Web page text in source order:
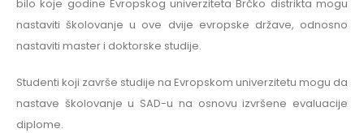
bilo koje godine Evropskog univerziteta Brčko distrikta mogu
nastaviti školovanje u ove dvije evropske države, odnosno
nastaviti master i doktorske studije.
Studenti koji završe studije na Evropskom univerzitetu mogu da
nastave školovanje u SAD-u na osnovu izvršene evaluacije
diplome.